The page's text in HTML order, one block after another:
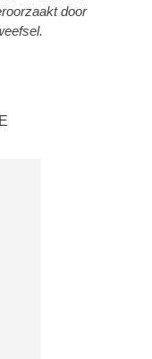
door